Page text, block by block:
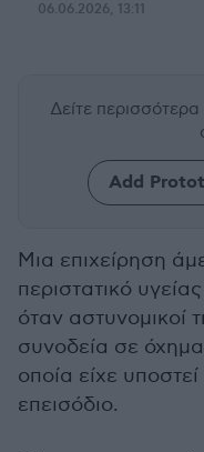
06.06.2026, 13:11
Δείτε
Add
Μια επιχείρηση
περιστατικό
όταν αστυνομικοί
συνοδεία σε
οποία είχε
επεισόδιο.